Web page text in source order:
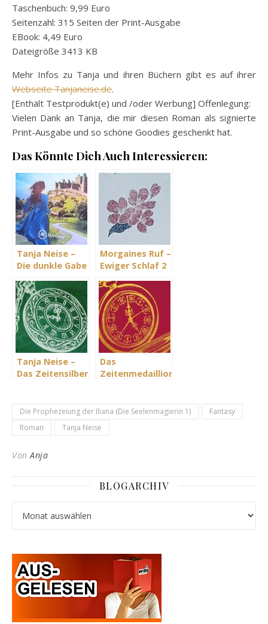
Taschenbuch: 9,99 Euro
Seitenzahl: 315 Seiten der Print-Ausgabe
EBook: 4,49 Euro
Dateigröße 3413 KB
Mehr Infos zu Tanja und ihren Büchern gibt es auf ihrer
Webseite Tanjaneise.de.
[Enthält Testprodukt(e) und /oder Werbung] Offenlegung:
Vielen Dank an Tanja, die mir diesen Roman als signierte
Print-Ausgabe und so schöne Goodies geschenkt hat.
Das Könnte Dich Auch Interessieren:
Tanja Neise –
Die dunkle Gabe
Seelenmagierin
Morgaines Ruf –
Ewiger Schlaf 2
Tanja Neise –
Das Zeitensilber
Das
Zeitenmedaillion
Die Prophezeiung der Iliana (Die Seelenmagierin 1)
Fantasy
Roman
Tanja Neise
VonAnja
BLOGARCHIV